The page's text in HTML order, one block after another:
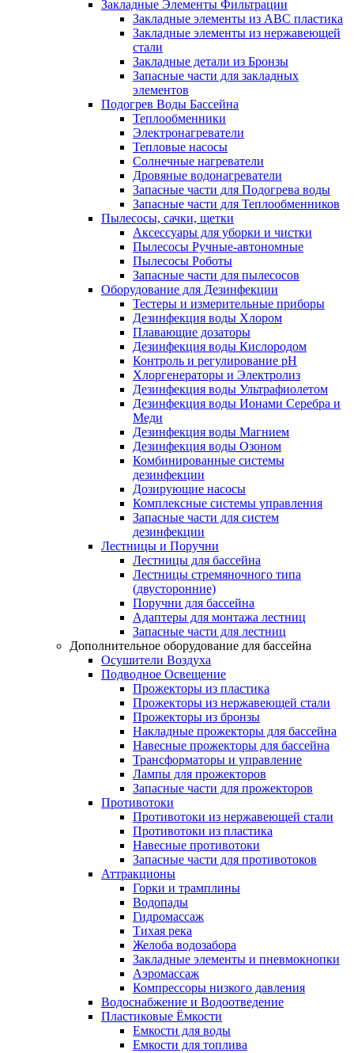
Закладные Элементы Фильтрации
Закладные элементы из ABC пластика
Закладные элементы из нержавеющей
стали
Закладные детали из Бронзы
Запасные части для закладных
элементов
Подогрев Воды Бассейна
Теплообменники
Электронагреватели
Тепловые насосы
Солнечные нагреватели
Дровяные водонагреватели
Запасные части для Подогрева воды
Запасные части для Теплообменников
Пылесосы, сачки, щетки
Аксессуары для уборки и чистки
Пылесосы Ручные-автономные
Пылесосы Роботы
Запасные части для пылесосов
Оборудование для Дезинфекции
Тестеры и измерительные приборы
Дезинфекция воды Хлором
Плавающие дозаторы
Дезинфекция воды Кислородом
Контроль и регулирование рН
Хлоргенераторы и Электролиз
Дезинфекция воды Ультрафиолетом
Дезинфекция воды Ионами Серебра и
Меди
Дезинфекция воды Магнием
Дезинфекция воды Озоном
Комбинированные системы
дезинфекции
Дозирующие насосы
Комплексные системы управления
Запасные части для систем
дезинфекции
Лестницы и Поручни
Лестницы для бассейна
Лестницы стремяночного типа
(двусторонние)
Поручни для бассейна
Адаптеры для монтажа лестниц
Запасные части для лестниц
Дополнительное оборудование для бассейна
Осушители Воздуха
Подводное Освещение
Прожекторы из пластика
Прожекторы из нержавеющей стали
Прожекторы из бронзы
Накладные прожекторы для бассейна
Навесные прожекторы для бассейна
Трансформаторы и управление
Лампы для прожекторов
Запасные части для прожекторов
Противотоки
Противотоки из нержавеющей стали
Противотоки из пластика
Навесные противотоки
Запасные части для противотоков
Аттракционы
Горки и трамплины
Водопады
Гидромассаж
Тихая река
Желоба водозабора
Закладные элементы и пневмокнопки
Аэромассаж
Компрессоры низкого давления
Водоснабжение и Водоотведение
Пластиковые Ёмкости
Емкости для воды
Емкости для топлива